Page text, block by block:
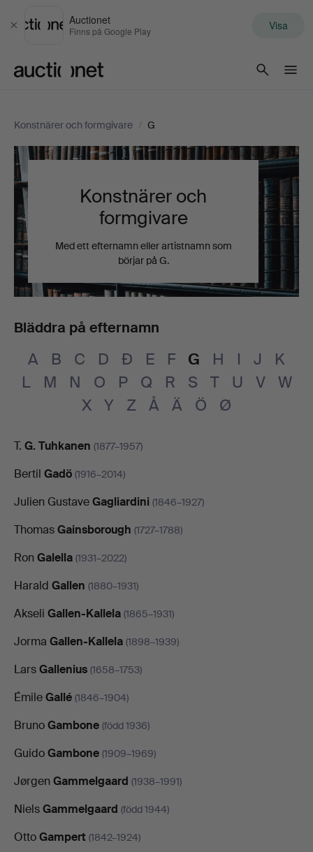
Stäng
Auctionet
Finns på Google Play Visa
Konstnärer och formgivare / G
Konstnärer och
formgivare
Med ett efternamn eller artistnamn som
börjar på G.
Bläddra på efternamn
A B C D Đ E F G H I J
K
L
M N O P Q R S T U V
W
X
Y Z Å Ä Ö Ø
T. G. Tuhkanen (1877–1957)
Bertil Gadö (1916–2014)
Julien GustaveGagliardini (1846–1927)
ThomasGainsborough (1727–1788)
Ron Galella (1931–2022)
Harald Gallen (1880–1931)
Akseli Gallen-Kallela (1865–1931)
Jorma Gallen-Kallela (1898–1939)
LarsGallenius (1658–1753)
ÉmileGallé (1846–1904)
BrunoGambone (född 1936)
GuidoGambone (1909–1969)
Jørgen Gammelgaard (1938–1991)
NielsGammelgaard (född 1944)
OttoGampert (1842–1924)